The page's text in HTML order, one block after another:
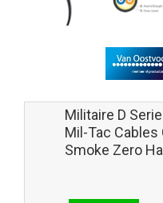
Militaire D
Mil-Tac
Smoke Zero